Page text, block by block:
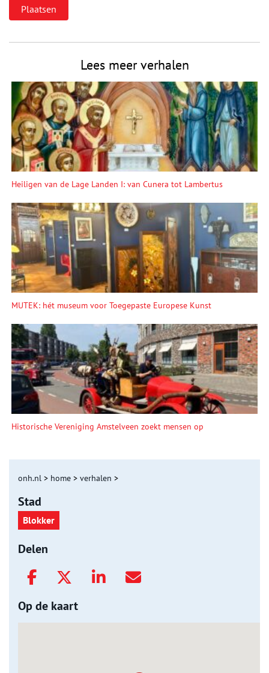
Lees meer verhalen
Heiligen van de Lage Landen I: van Cunera tot Lambertus
MUTEK: hét museum voor Toegepaste Europese Kunst
Historische Vereniging Amstelveen zoekt mensen op
onh.nl > home > verhalen >
Stad
Blokker
Delen
Op de kaart